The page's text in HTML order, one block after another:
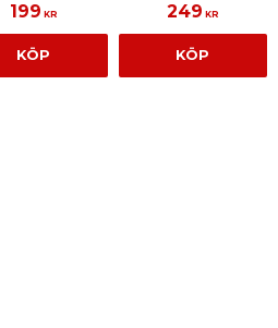
199 KR
KÖP
249 KR
KÖP